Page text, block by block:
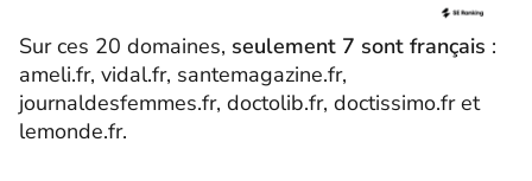
Sur ces 20 domaines, seulement 7 sont français :
ameli.fr, vidal.fr, santemagazine.fr,
journaldesfemmes.fr, doctolib.fr, doctissimo.fr et
lemonde.fr.